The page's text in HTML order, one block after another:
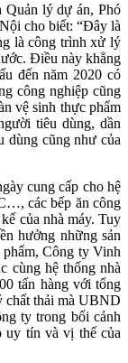
lý dự án, Phó
cho biết: “Đây là
là công trình xử lý
Điều này khẳng
đến năm 2020 có
công nghiệp cũng
vệ sinh thực phẩm
tiêu dùng, dần
dùng cũng như của
cung cấp cho hệ
các bếp ăn công
của nhà máy. Tuy
hưởng những sản
phẩm, Công ty Vinh
cùng hệ thống nhà
tấn hàng với tổng
chất thải mà UBND
ty trong bối cảnh
uy tín và vị thế của